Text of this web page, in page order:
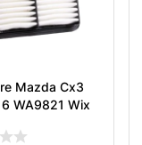
Mazda Cx3
WA9821 Wix